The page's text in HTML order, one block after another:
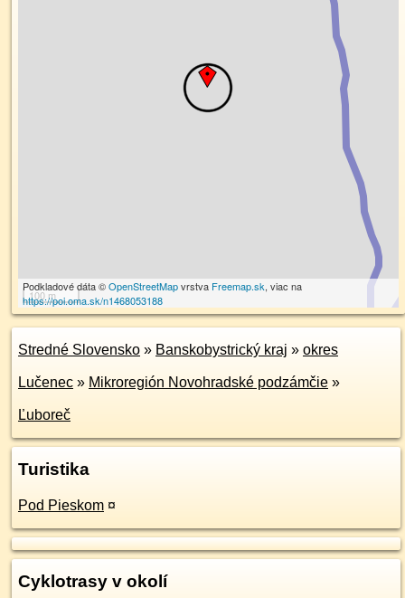
100 m
Podkladové dáta ©OpenStreetMapvrstva Freemap.sk, viac na
https://poi.oma.sk/n1468053188
Stredné Slovensko » Banskobystrický kraj » okres
Lučenec » Mikroregión Novohradské podzámčie »
Ľuboreč
Turistika
Pod Pieskom ¤
Cyklotrasy v okolí